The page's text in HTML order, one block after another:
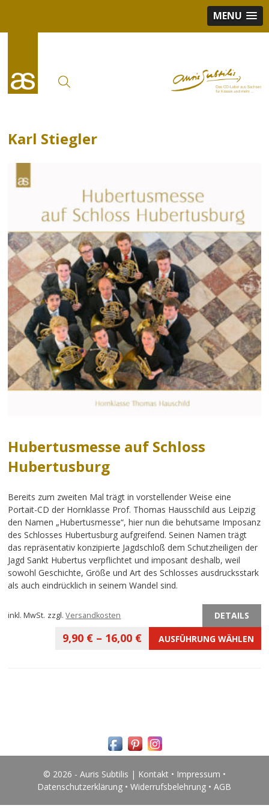
MENU
Karl Stiegler
Hubertusmesse auf Schloss
Hubertusburg
Bereits zum zweiten Mal trägt in vorstellender Weise eine
Portait-CD der Hornklasse Prof. Thomas Hausschild aus Leipzig
den Namen „Hubertusmesse“, hier nun die behutsame Imposanz
des Schlosses Hubertusburg aufgreifend. Seinen Namen trägt
das repräsentativ konzipierte Jagdschloß dem Schutzheiligen der
Jagd Sankt Hubertus verpflichtet und imposant deshalb, weil
sowohl Geschichte, Größe und Art des Schlosses ausdrucksstark
als auch eindrücklich in seinem Wandel sind.
inkl. MwSt. zzgl.Versandkosten DETAILS
9,90 €– 16,00 € AUSFÜHRUNG WÄHLEN
© 2026 - Auris Subtilis | Kontakt• Impressum •
Datenschutzerklärung •Widerrufsbelehrung •AGB